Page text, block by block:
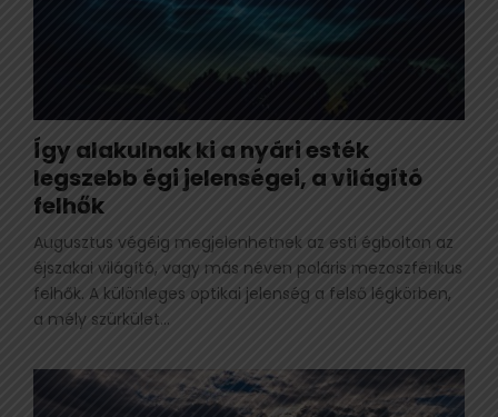
Így alakulnak ki a nyári esték
legszebb égi jelenségei, a világító
felhők
Augusztus végéig megjelenhetnek az esti égbolton az
éjszakai világító, vagy más néven poláris mezoszférikus
felhők. A különleges optikai jelenség a felső légkörben,
a mély szürkület...